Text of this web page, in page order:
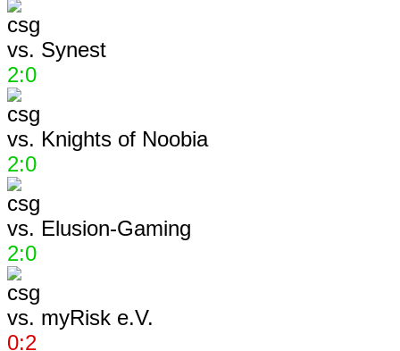
vs. Synest
2:0
vs. Knights of Noobia
2:0
vs. Elusion-Gaming
2:0
vs. myRisk e.V.
0:2